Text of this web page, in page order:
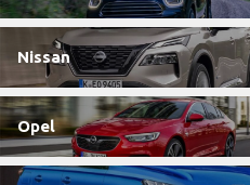
Nissan
Opel